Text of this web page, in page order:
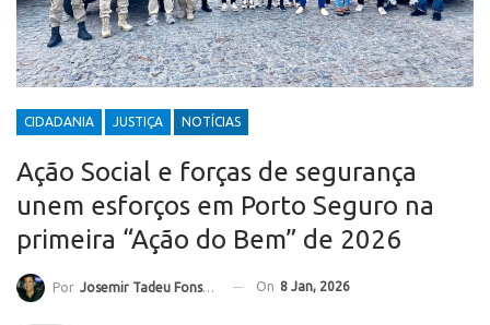
CIDADANIA JUSTIÇA NOTÍCIAS
Ação Social e forças de segurança
unem esforços em Porto Seguro na
primeira “Ação do Bem” de 2026
Por Josemir Tadeu Fonseca On 8 Jan, 2026